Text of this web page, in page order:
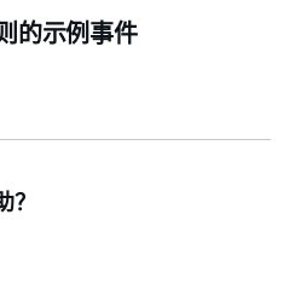
的示例事件
？